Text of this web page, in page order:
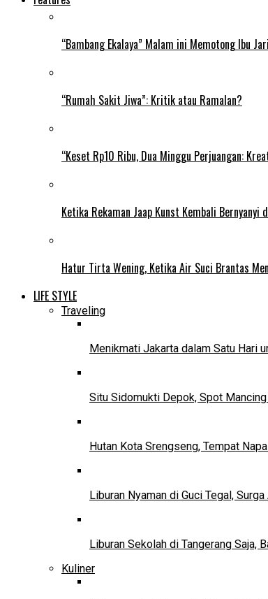
“Bambang Ekalaya” Malam ini Memotong Ibu
“Rumah Sakit Jiwa”: Kritik atau Ramalan?
“Keset Rp10 Ribu, Dua Minggu Perjuangan:
Ketika Rekaman Jaap Kunst Kembali Bernyanyi
Hatur Tirta Wening, Ketika Air Suci Brantas
LIFE STYLE
Traveling
Menikmati Jakarta dalam Satu Hari
Situ Sidomukti Depok, Spot
Hutan Kota Srengseng, Tempat
Liburan Nyaman di Guci Tegal,
Liburan Sekolah di Tangerang Saja,
Kuliner